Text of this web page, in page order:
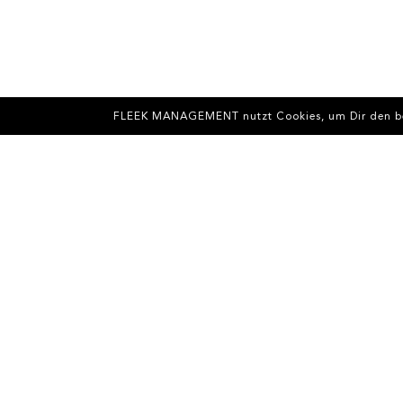
FLEEK MANAGEMENT nutzt Cookies, um Dir